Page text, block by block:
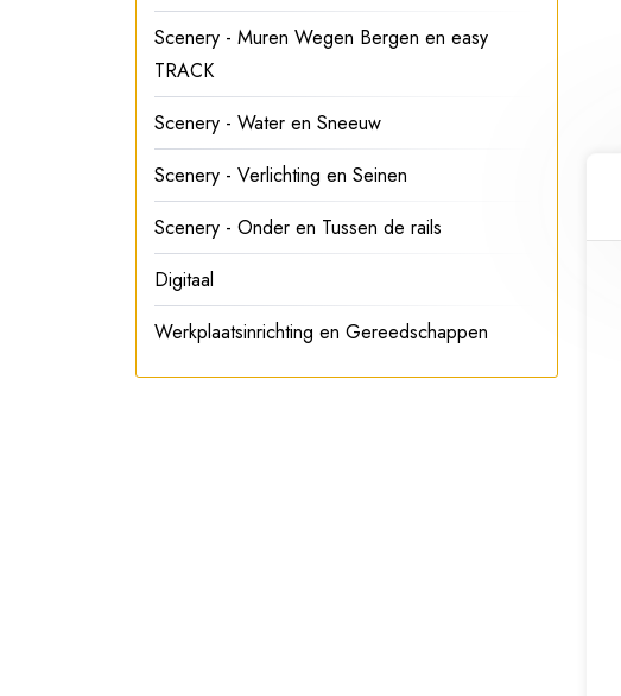
Scenery - Muren Wegen Bergen en easy
TRACK
Scenery - Water en Sneeuw
Scenery - Verlichting en Seinen
Scenery - Onder en Tussen de rails
Digitaal
Werkplaatsinrichting en Gereedschappen